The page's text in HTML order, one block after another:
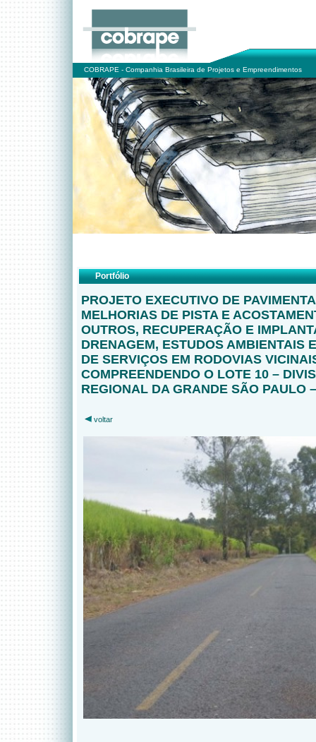
COBRAPE - Companhia Brasileira de Projetos e Empreendimentos
Portfólio
PROJETO EXECUTIVO DE
MELHORIAS DE PISTA E
OUTROS, RECUPERAÇÃO E
DRENAGEM, ESTUDOS AMBIENTAIS
DE SERVIÇOS EM RODOVIAS
COMPREENDENDO O LOTE 10 –
REGIONAL DA GRANDE SÃO PAULO
voltar